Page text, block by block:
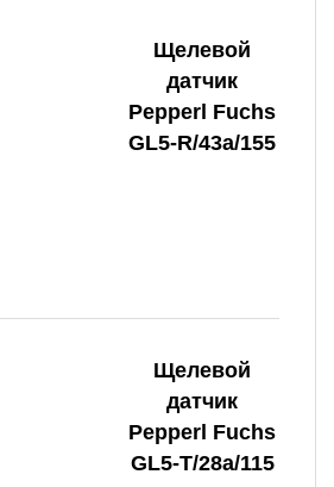
Щелевой
датчик
Pepperl Fuchs
GL5-R/43a/155
Щелевой
датчик
Pepperl Fuchs
GL5-T/28a/115